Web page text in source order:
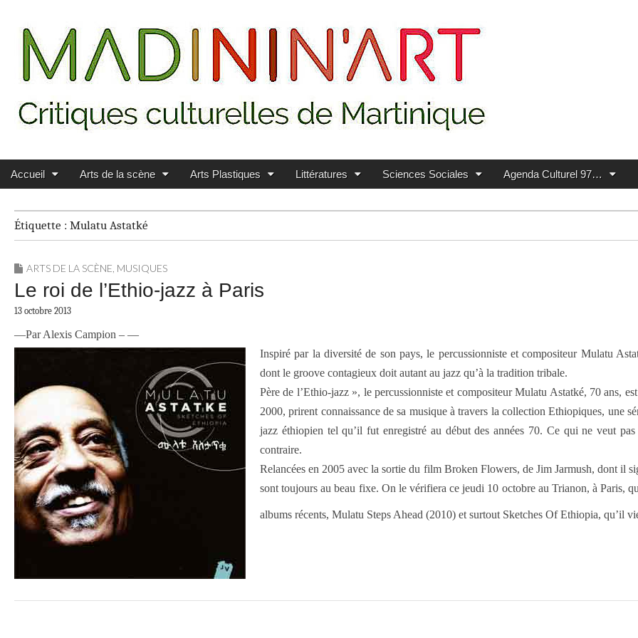
MADININ'ART
Main menu
Skip to content
Accueil Arts de la scène Arts Plastiques Littératures Sciences Sociales Agenda Culturel 97…
Étiquette : Mulatu Astatké
ARTS DE LA SCÈNE MUSIQUES
Le roi de l’Ethio-jazz à Paris
13 octobre 2013
—Par Alexis Campion – —
Inspiré par la diversité de son pays, le percussionniste et compositeur Mulatu
dont le groove contagieux doit autant au jazz qu’à la tradition tribale.
Père de l’Ethio-jazz », le percussionniste et compositeur Mulatu Astatké, 70 ans,
2000, prirent connaissance de sa musique à travers la collection Ethiopiques, une
jazz éthiopien tel qu’il fut enregistré au début des années 70. Ce qui ne veut
contraire.
Relancées en 2005 avec la sortie du film Broken Flowers, de Jim Jarmush, dont il
sont toujours au beau fixe. On le vérifiera ce jeudi 10 octobre au Trianon, à Paris,
albums récents, Mulatu Steps Ahead (2010) et surtout Sketches Of Ethiopia, qu’il